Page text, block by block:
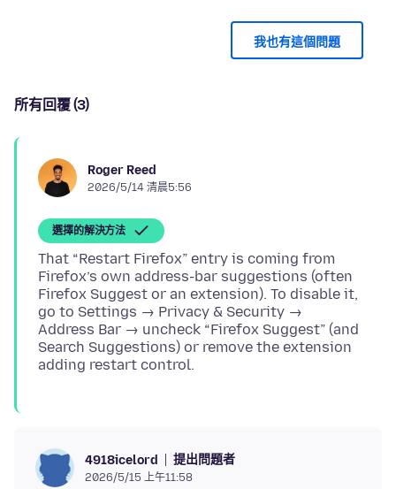
我也有這個問題
所有回覆 (3)
Roger Reed
2026/5/14 清晨5:56
選擇的解決方法
That “Restart Firefox” entry is coming from
Firefox’s own address-bar suggestions (often
Firefox Suggest or an extension). To disable it,
go to Settings → Privacy & Security →
Address Bar → uncheck “Firefox Suggest” (and
Search Suggestions) or remove the extension
4918icelord 提出問題者
2026/5/15 上午11:58